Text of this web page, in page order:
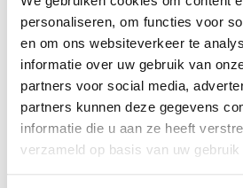
personaliseren, om functies voor
en om ons websiteverkeer te
informatie over uw gebruik van
partners voor social media,
partners kunnen deze gegevens
informatie die u aan ze heeft
verzameld op basis van uw
maken
mensen
Statistieken (3)
Statistische cookies helpen
begrijpen hoe bezoekers hun